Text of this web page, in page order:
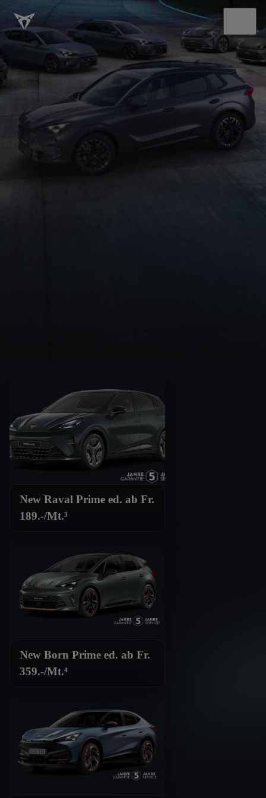
New Raval Prime ed. ab Fr.
189.-/Mt.³
New Born Prime ed. ab Fr.
359.-/Mt.⁴